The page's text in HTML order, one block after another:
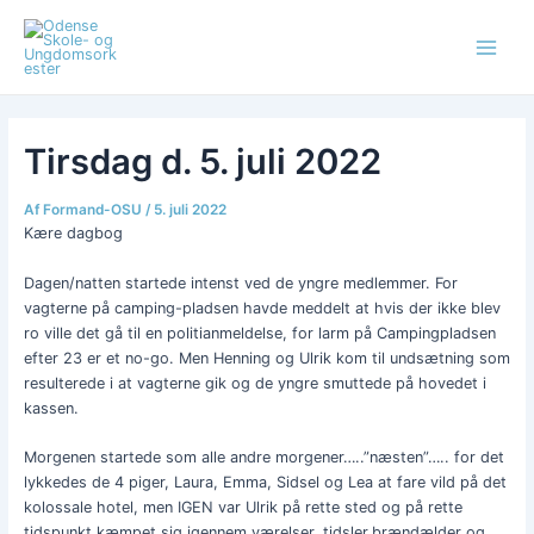
indholdet
Menu
Tirsdag d. 5. juli 2022
Af Formand-OSU / 5. juli 2022
Kære dagbog
Dagen/natten startede intenst ved de yngre medlemmer. For
vagterne på camping-pladsen havde meddelt at hvis der ikke blev
ro ville det gå til en politianmeldelse, for larm på Campingpladsen
efter 23 er et no-go. Men Henning og Ulrik kom til undsætning som
resulterede i at vagterne gik og de yngre smuttede på hovedet i
kassen.
Morgenen startede som alle andre morgener…..”næsten”….. for det
lykkedes de 4 piger, Laura, Emma, Sidsel og Lea at fare vild på det
kolossale hotel, men IGEN var Ulrik på rette sted og på rette
navigation